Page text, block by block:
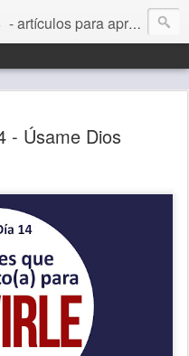
- artículos para aprender a vivir mejor, un día a la vez. Por Juan C Quintero
- Úsame Dios